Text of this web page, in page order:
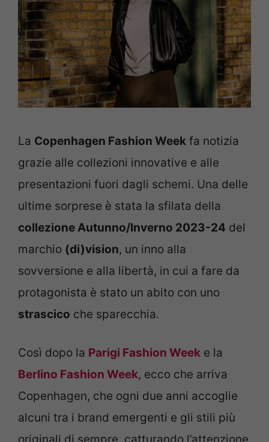
La Copenhagen Fashion Week fa notizia
grazie alle collezioni innovative e alle
presentazioni fuori dagli schemi. Una delle
ultime sorprese è stata la sfilata della
collezione Autunno/Inverno 2023-24 del
marchio (di)vision, un inno alla
sovversione e alla libertà, in cui a fare da
protagonista è stato un abito con uno
strascico che sparecchia.
Così dopo la Parigi Fashion Week e la
Berlino Fashion Week, ecco che arriva
Copenhagen, che ogni due anni accoglie
alcuni tra i brand emergenti e gli stili più